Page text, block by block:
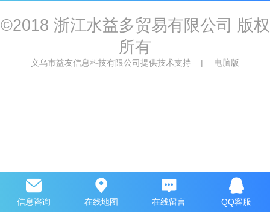
©2018 浙江水益多贸易有限公司 版权
所有
义乌市益友信息科技有限公司提供技术支持 | 电脑版
信息咨询 在线地图 在线留言 QQ客服